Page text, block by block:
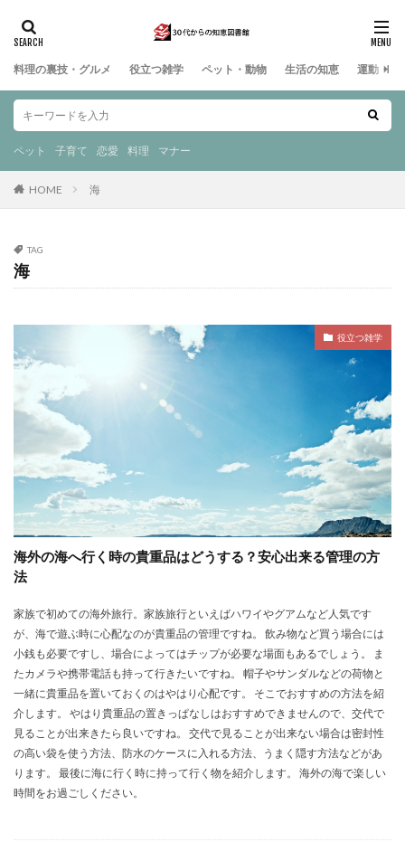
料理の裏技・グルメ 役立つ雑学 ペット・動物 生活の知恵 運動・ス
ペット 子育て 恋愛 料理 マナー
HOME 海
TAG
海
役立つ雑学
海外の海へ行く時の貴重品はどうする？安心出来る管理の方
法
家族で初めての海外旅行。家族旅行といえばハワイやグアムなど人気です
が、海で遊ぶ時に心配なのが貴重品の管理ですね。 飲み物など買う場合には
小銭も必要ですし、場合によってはチップが必要な場面もあるでしょう。 ま
たカメラや携帯電話も持って行きたいですね。 帽子やサンダルなどの荷物と
一緒に貴重品を置いておくのはやはり心配です。 そこでおすすめの方法を紹
介します。 やはり貴重品の置きっぱなしはおすすめできませんので、交代で
見ることが出来きたら良いですね。 交代で見ることが出来ない場合は密封性
の高い袋を使う方法、防水のケースに入れる方法、うまく隠す方法などがあ
ります。 最後に海に行く時に持って行く物を紹介します。 海外の海で楽しい
時間をお過ごしください。